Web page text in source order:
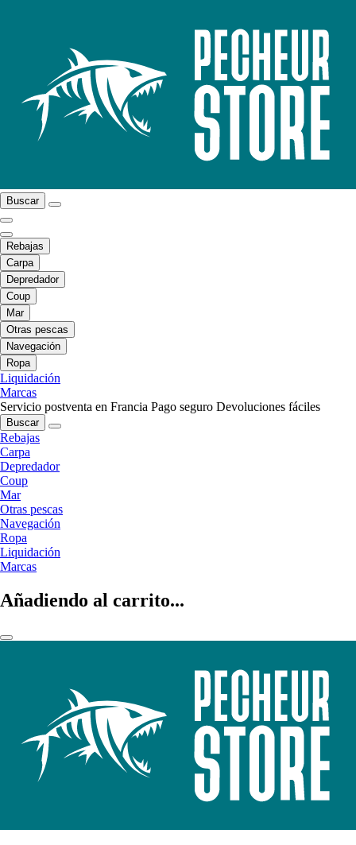
Buscar
Rebajas
Carpa
Depredador
Coup
Mar
Otras pescas
Navegación
Ropa
Liquidación
Marcas
Servicio postventa en Francia Pago seguro Devoluciones fáciles
Buscar
Rebajas
Carpa
Depredador
Coup
Mar
Otras pescas
Navegación
Ropa
Liquidación
Marcas
Añadiendo al carrito...